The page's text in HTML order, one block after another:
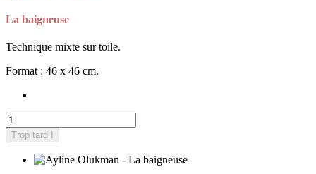
La baigneuse
Technique mixte sur toile.
Format : 46 x 46 cm.
Trop tard !